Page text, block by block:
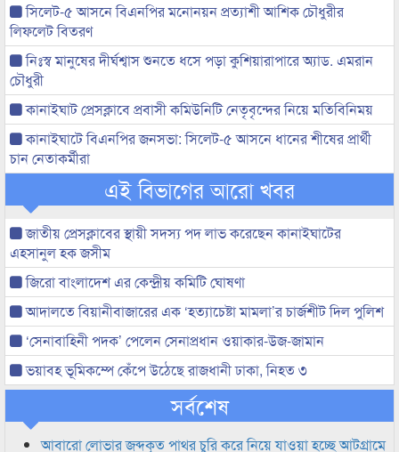
সিলেট-৫ আসনে বিএনপির মনোনয়ন প্রত্যাশী আশিক চৌধুরীর
লিফলেট বিতরণ
নিঃস্ব মানুষের দীর্ঘশ্বাস শুনতে ধসে পড়া কুশিয়ারাপারে অ্যাড. এমরান
চৌধুরী
কানাইঘাট প্রেসক্লাবে প্রবাসী কমিউনিটি নেতৃবৃন্দের নিয়ে মতিবিনিময়
কানাইঘাটে বিএনপির জনসভা: সিলেট-৫ আসনে ধানের শীষের প্রার্থী
চান নেতাকর্মীরা
এই বিভাগের আরো খবর
জাতীয় প্রেসক্লাবের স্থায়ী সদস্য পদ লাভ করেছেন কানাইঘাটের
এহসানুল হক জসীম
জিরো বাংলাদেশ এর কেন্দ্রীয় কমিটি ঘোষণা
আদালতে বিয়ানীবাজারের এক ‘হত্যাচেষ্টা মামলা’র চার্জশীট দিল পুলিশ
‘সেনাবাহিনী পদক’ পেলেন সেনাপ্রধান ওয়াকার-উজ-জামান
ভয়াবহ ভূমিকম্পে কেঁপে উঠেছে রাজধানী ঢাকা, নিহত ৩
সর্বশেষ
আবারো লোভার জব্দকৃত পাথর চুরি করে নিয়ে যাওয়া হচ্ছে আটগ্রামে